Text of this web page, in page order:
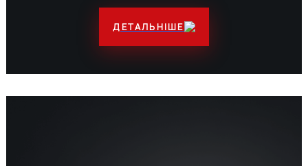
ДЕТАЛЬНІШЕ